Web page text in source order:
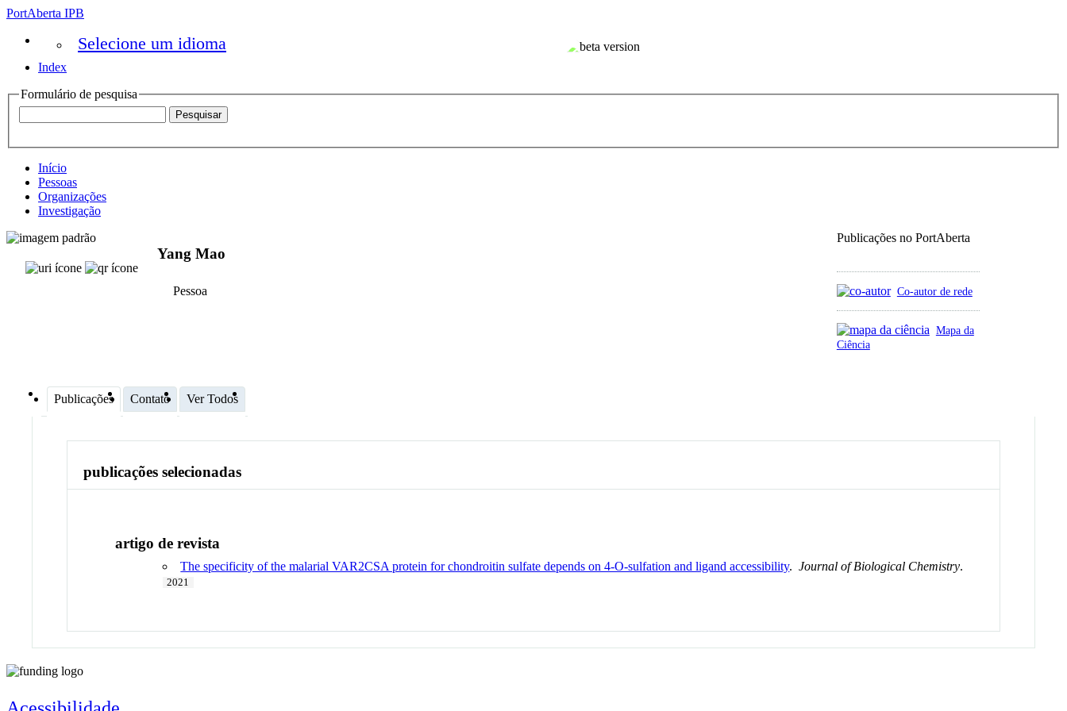
PortAberta IPB
Selecione um idioma
Index
Formulário de pesquisa
Início
Pessoas
Organizações
Investigação
Publicações no PortAberta
Co-autor de rede
Mapa da
Ciência
Yang Mao
Pessoa
Publicações Contato Ver Todos
publicações selecionadas
artigo de revista
The specificity of the malarial VAR2CSA protein for chondroitin sulfate depends on 4-O-sulfation and ligand accessibility.Journal of Biological Chemistry.
2021